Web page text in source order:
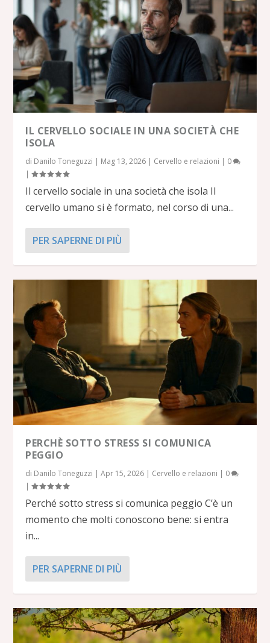
IL CERVELLO SOCIALE IN UNA SOCIETÀ CHE
ISOLA
di Danilo Toneguzzi | Mag 13, 2026 | Cervello e relazioni | 0
|
Il cervello sociale in una società che isola Il
cervello umano si è formato, nel corso di una...
PER SAPERNE DI PIÙ
PERCHÈ SOTTO STRESS SI COMUNICA
PEGGIO
di Danilo Toneguzzi |Apr 15, 2026 | Cervello e relazioni | 0
|
Perché sotto stress si comunica peggio C’è un
momento che molti conoscono bene: si entra
in...
PER SAPERNE DI PIÙ